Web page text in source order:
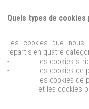
Quels types de
Les cookies que nous
répartis en quatre
- les cookies
- les cookies de
- les cookies de
- et les cookies